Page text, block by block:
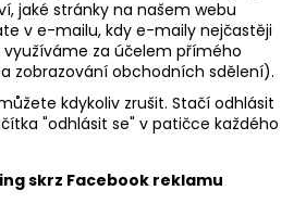
jaké stránky na našem webu
v e-mailu, kdy e-maily nejčastěji
za účelem přímého
zobrazování obchodních sdělení).
kdykoliv zrušit. Stačí odhlásit
"odhlásit se" v patičce každého
skrz Facebook reklamu